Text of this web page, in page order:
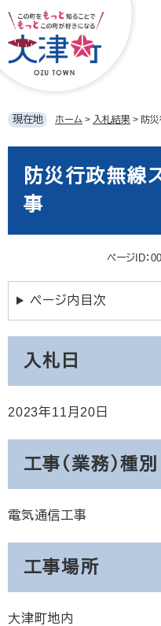
ジ
の
す。
ュ
ー
し 現在地 ホーム > 入札結果 > 防
防災行政無線
事
ページID：
ページ内目次
入札日
2023年11月20日
工事（業務）種別
電気通信工事
工事場所
大津町地内